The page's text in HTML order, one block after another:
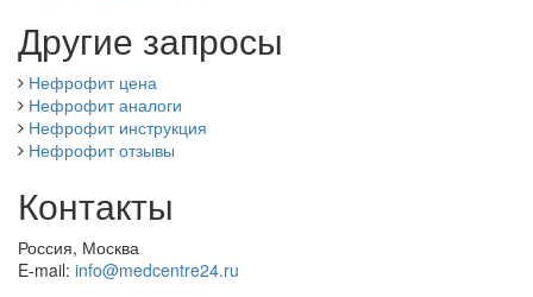
Другие запросы
Нефрофит цена
Нефрофит аналоги
Нефрофит инструкция
Нефрофит отзывы
Контакты
Россия, Москва
E-mail: info@medcentre24.ru